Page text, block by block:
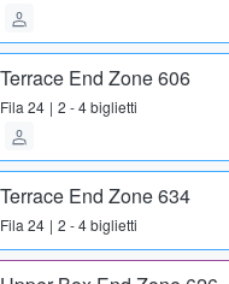
Terrace End Zone 606
Fila 24 2 - 4 biglietti
Terrace End Zone 634
Fila 24 2 - 4 biglietti